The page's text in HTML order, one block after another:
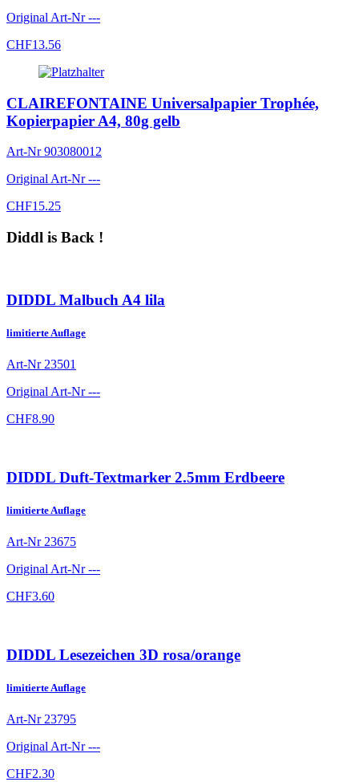
Original Art-Nr---
CHF13.56
CLAIREFONTAINE Universalpapier Trophée,
Kopierpapier A4, 80g gelb
Art-Nr903080012
Original Art-Nr---
CHF15.25
Diddl is Back !
DIDDL Malbuch A4 lila
limitierte Auflage
Art-Nr 23501
Original Art-Nr---
CHF8.90
DIDDL Duft-Textmarker 2.5mm Erdbeere
limitierte Auflage
Art-Nr 23675
Original Art-Nr---
CHF3.60
DIDDL Lesezeichen 3D rosa/orange
limitierte Auflage
Art-Nr 23795
Original Art-Nr---
CHF2.30